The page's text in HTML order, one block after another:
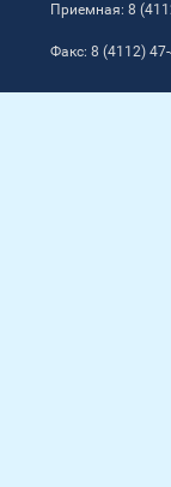
Приемная: 8
Факс: 8 (4112) 47-